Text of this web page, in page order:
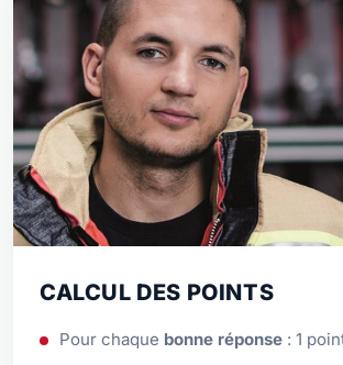
CALCUL DES POINTS
Pour chaque bonne réponse : 1